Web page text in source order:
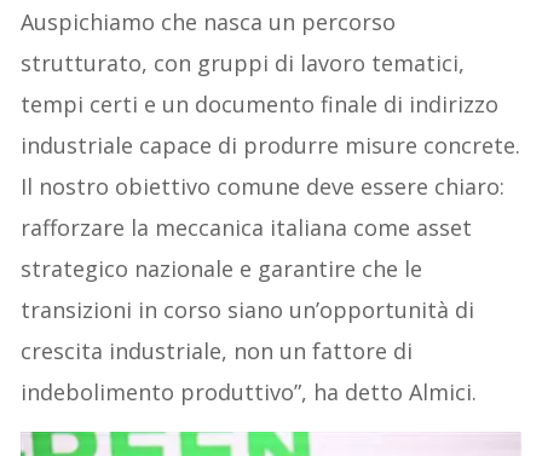
Auspichiamo che nasca un percorso
strutturato, con gruppi di lavoro tematici,
tempi certi e un documento finale di indirizzo
industriale capace di produrre misure concrete.
Il nostro obiettivo comune deve essere chiaro:
rafforzare la meccanica italiana come asset
strategico nazionale e garantire che le
transizioni in corso siano un’opportunità di
crescita industriale, non un fattore di
indebolimento produttivo”, ha detto Almici.